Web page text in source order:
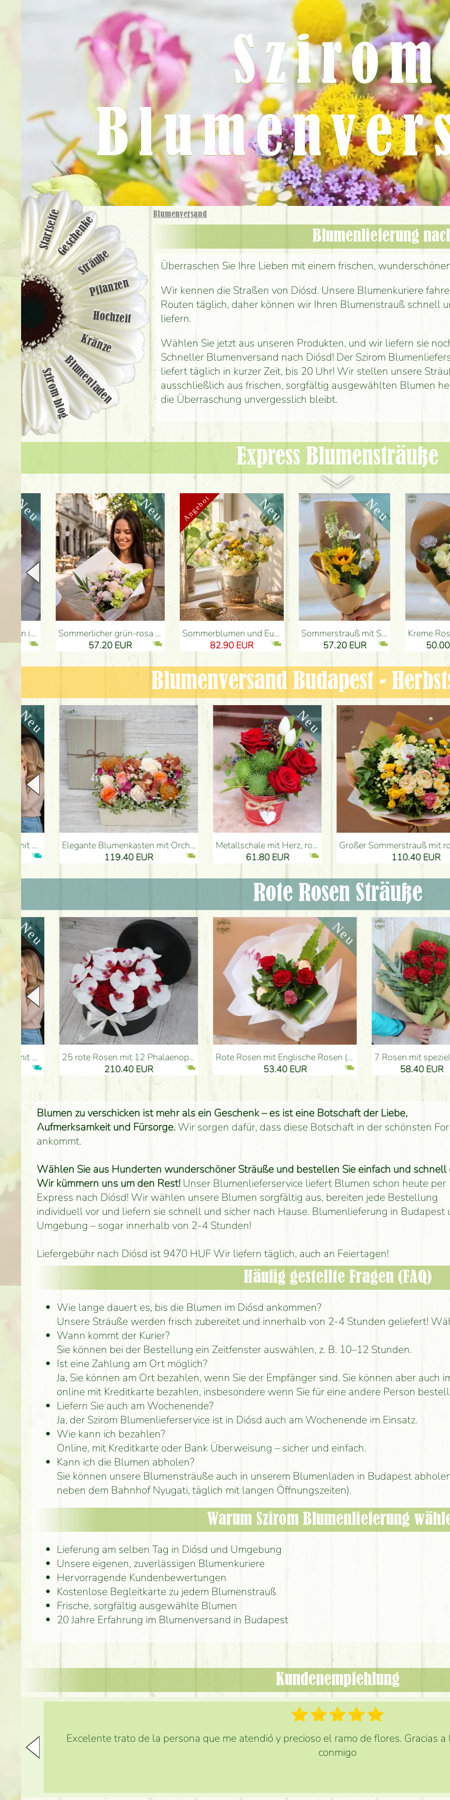
Blumenversand
Blumenlieferung
Überraschen Sie Ihre Lieben mit einem frischen,
Wir kennen die Straßen von Diósd. Unsere Blumenkuriere
Routen täglich, daher können wir Ihren Blumenstrauß schnell
liefern.
Wählen Sie jetzt aus unseren Produkten, und wir liefern sie
Schneller Blumenversand nach Diósd! Der Szirom
liefert täglich in kurzer Zeit, bis 20 Uhr! Wir stellen unsere
ausschließlich aus frischen, sorgfältig ausgewählten Blumen
die Überraschung unvergesslich bleibt.
Express Blumen­sträuße
Sommerlicher grün-rosa Strauß mit Nelken, Santini, Rosen und kleinen Blüten (12 Stiele) - Blumenlieferung Budapest
57.20 EUR
Sommerblumen und Eustoma in einer Zinnschale - Blumenlieferung Budapest
82.90 EUR
Sommerstrauß mit Sonnenblume und Wiesenblumen - Blumenlieferung Budapest
57.20 EUR
Kreme Rosen mit Didiscus (10 Stiele) - Blumenlieferung Budapest
50.00 EUR
Blumenversand Budapest -
Elegante Blumenkasten mit Orchidee (14 Stiele) - Blumenlieferung Budapest
119.40 EUR
Metallschale mit Herz, roten Rosen, Tulpen, Kürbis - Blumenlieferung Budapest
61.80 EUR
Großer Sommerstrauß mit rosa - gelben Farben (21 Stiele) - Blumenlieferung Budapest
110.40 EUR
Rote Rosen Sträuße
25 rote Rosen mit 12 Phalaenopsis-Orchideen, in einer Box - Blumenlieferung Budapest
210.40 EUR
Rote Rosen mit Englische Rosen (5 stiele) - Blumenlieferung Budapest
53.40 EUR
7 Rosen mit speziellen Grünen, Kraftpapier - Blumenlieferung Budapest
58.40 EUR
Blumen zu verschicken ist mehr als ein Geschenk – es ist eine Botschaft der Liebe,
Aufmerksamkeit und Fürsorge. Wir sorgen dafür, dass diese Botschaft in der schönsten
ankommt.
Wählen Sie aus Hunderten wunderschöner Sträuße und bestellen Sie einfach und schnell
Wir kümmern uns um den Rest! Unser Blumenlieferservice liefert Blumen schon heute per
Express nach Diósd! Wir wählen unsere Blumen sorgfältig aus, bereiten jede Bestellung
individuell vor und liefern sie schnell und sicher nach Hause. Blumenlieferung in Budapest
Umgebung – sogar innerhalb von 2-4 Stunden!
Liefergebühr nach Diósd ist 9470 HUF Wir liefern täglich, auch an Feiertagen!
Häufig gestellte Fragen (FAQ)
Wie lange dauert es, bis die Blumen im Diósd ankommen?
Unsere Sträuße werden frisch zubereitet und innerhalb von 2-4 Stunden geliefert!
Wann kommt der Kurier?
Sie können bei der Bestellung ein Zeitfenster auswählen, z. B. 10–12 Stunden.
Ist eine Zahlung am Ort möglich?
Ja, Sie können am Ort bezahlen, wenn Sie der Empfänger sind. Sie können aber auch
online mit Kreditkarte bezahlen, insbesondere wenn Sie für eine andere Person
Liefern Sie auch am Wochenende?
Ja, der Szirom Blumenlieferservice ist in Diósd auch am Wochenende im Einsatz.
Wie kann ich bezahlen?
Online, mit Kreditkarte oder Bank Überweisung – sicher und einfach.
Kann ich die Blumen abholen?
Sie können unsere Blumensträuße auch in unserem Blumenladen in Budapest
neben dem Bahnhof Nyugati, täglich mit langen Öffnungszeiten).
Warum Szirom Blumenlieferung
Lieferung am selben Tag in Diósd und Umgebung
Unsere eigenen, zuverlässigen Blumenkuriere
Hervorragende Kundenbewertungen
Kostenlose Begleitkarte zu jedem Blumenstrauß
Frische, sorgfältig ausgewählte Blumen
20 Jahre Erfahrung im Blumenversand in Budapest
Szirom
StartseiteGeschenke
Sträuße
Pflanzen
Hochzeit
Kränze
Blumenladen
Szirom blog
Kundenempfehlung
Excelente trato de la persona que me atendió y precioso el ramo de flores. Gracias
conmigo